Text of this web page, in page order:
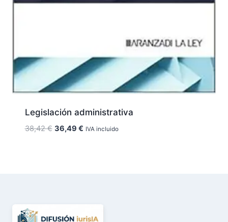
Legislación administrativa
38,42€ El
36,49 €ElIVA incluido